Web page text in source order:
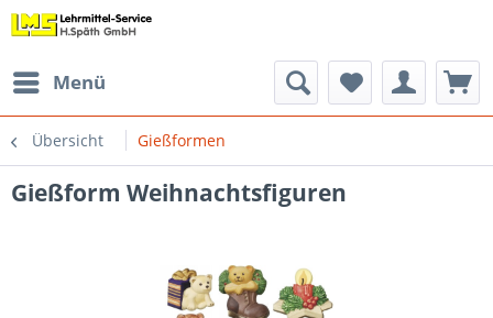
Menü
Übersicht Gießformen
Gießform Weihnachtsfiguren